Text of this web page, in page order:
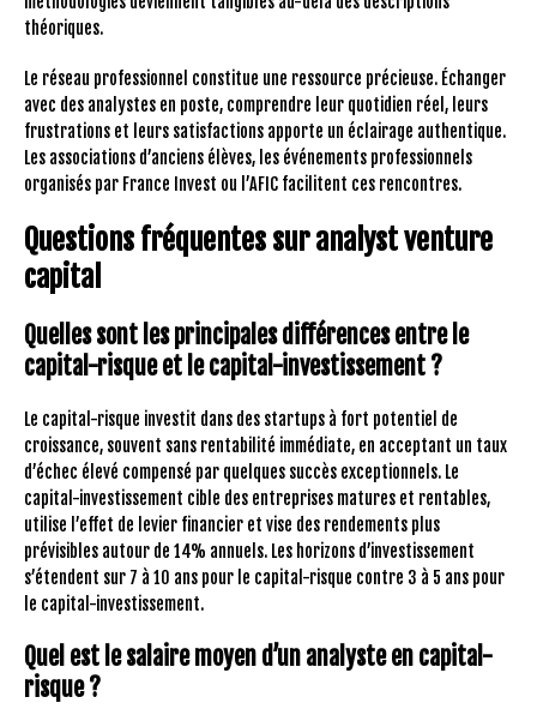
théoriques.
Le réseau professionnel constitue une ressource précieuse. Échanger
avec des analystes en poste, comprendre leur quotidien réel, leurs
frustrations et leurs satisfactions apporte un éclairage authentique.
Les associations d’anciens élèves, les événements professionnels
organisés par France Invest ou l’AFIC facilitent ces rencontres.
Questions fréquentes sur analyst venture
capital
Quelles sont les principales différences entre le
capital-risque et le capital-investissement ?
Le capital-risque investit dans des startups à fort potentiel de
croissance, souvent sans rentabilité immédiate, en acceptant un taux
d’échec élevé compensé par quelques succès exceptionnels. Le
capital-investissement cible des entreprises matures et rentables,
utilise l’effet de levier financier et vise des rendements plus
prévisibles autour de 14% annuels. Les horizons d’investissement
s’étendent sur 7 à 10 ans pour le capital-risque contre 3 à 5 ans pour
le capital-investissement.
Quel est le salaire moyen d’un analyste en capital-
risque ?